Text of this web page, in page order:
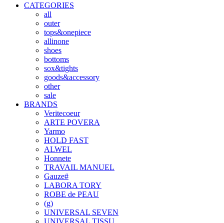
CATEGORIES
all
outer
tops&onepiece
allinone
shoes
bottoms
sox&tights
goods&accessory
other
sale
BRANDS
Veritecoeur
ARTE POVERA
Yarmo
HOLD FAST
ALWEL
Honnete
TRAVAIL MANUEL
Gauze#
LABORA TORY
ROBE de PEAU
(g)
UNIVERSAL SEVEN
UNIVERSAL TISSU